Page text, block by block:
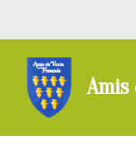
contenu
Amis